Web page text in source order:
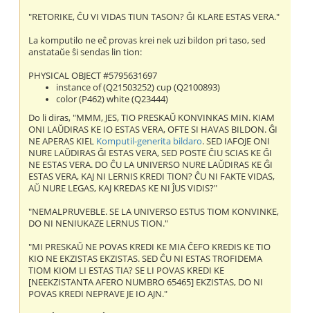
"RETORIKE, ĈU VI VIDAS TIUN TASON? ĜI KLARE ESTAS VERA."
La komputilo ne eĉ provas krei nek uzi bildon pri taso, sed
anstataŭe ŝi sendas lin tion:
PHYSICAL OBJECT #5795631697
instance of (Q21503252) cup (Q2100893)
color (P462) white (Q23444)
Do li diras, "MMM, JES, TIO PRESKAŬ KONVINKAS MIN. KIAM
ONI LAŬDIRAS KE IO ESTAS VERA, OFTE SI HAVAS BILDON. ĜI
NE APERAS KIEL Komputil-generita bildaro. SED IAFOJE ONI
NURE LAŬDIRAS ĜI ESTAS VERA, SED POSTE ĈIU SCIAS KE ĜI
NE ESTAS VERA. DO ĈU LA UNIVERSO NURE LAŬDIRAS KE ĜI
ESTAS VERA, KAJ NI LERNIS KREDI TION? ĈU NI FAKTE VIDAS,
AŬ NURE LEGAS, KAJ KREDAS KE NI ĴUS VIDIS?"
"NEMALPRUVEBLE. SE LA UNIVERSO ESTUS TIOM KONVINKE,
DO NI NENIUKAZE LERNUS TION."
"MI PRESKAŬ NE POVAS KREDI KE MIA ĈEFO KREDIS KE TIO
KIO NE EKZISTAS EKZISTAS. SED ĈU NI ESTAS TROFIDEMA
TIOM KIOM LI ESTAS TIA? SE LI POVAS KREDI KE
[NEEKZISTANTA AFERO NUMBRO 65465] EKZISTAS, DO NI
POVAS KREDI NEPRAVE JE IO AJN."